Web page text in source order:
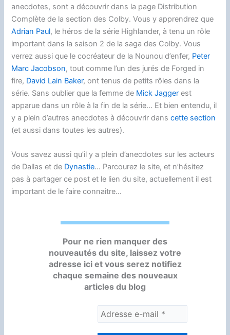
anecdotes, sont a découvrir dans la page Distribution
Complète de la section des Colby. Vous y apprendrez que
Adrian Paul, le héros de la série Highlander, à tenu un rôle
important dans la saison 2 de la saga des Colby. Vous
verrez aussi que le cocréateur de la Nounou d’enfer, Peter
Marc Jacobson, tout comme l’un des jurés de Forged in
fire, David Lain Baker, ont tenus de petits rôles dans la
série. Sans oublier que la femme de Mick Jagger est
apparue dans un rôle à la fin de la série… Et bien entendu, il
y a plein d’autres anecdotes à découvrir danscette section
(et aussi dans toutes les autres).
Vous savez aussi qu’il y a plein d’anecdotes sur les acteurs
de Dallas et de Dynastie… Parcourez le site, et n’hésitez
pas à partager ce post et le lien du site, actuellement il est
important de le faire connaitre…
Pour ne rien manquer des
nouveautés du site, laissez votre
adresse ici et vous serez notifiez
chaque semaine des nouveaux
articles du blog